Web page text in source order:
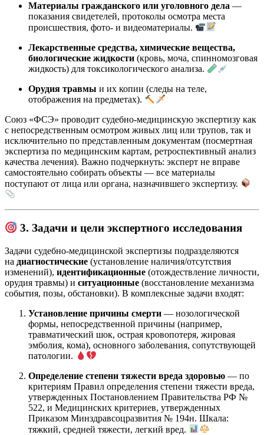
Материалы гражданского или уголовного дела —
показания свидетелей, протоколы осмотра места
происшествия, фото- и видеоматериалы.
Лекарственные средства, химические вещества,
биологические жидкости (кровь, моча, спинномозговая
жидкость) для токсикологического анализа.
Орудия травмы и их копии (следы на теле,
отображения на предметах).
Союз «ФСЭ» проводит судебно-медицинскую экспертизу как
с непосредственным осмотром живых лиц или трупов, так и
исключительно по представленным документам (посмертная
экспертиза по медицинским картам, ретроспективный анализ
качества лечения). Важно подчеркнуть: эксперт не вправе
самостоятельно собирать объекты — все материалы
поступают от лица или органа, назначившего экспертизу.
3. Задачи и цели экспертного исследования
Задачи судебно-медицинской экспертизы подразделяются
на диагностические (установление наличия/отсутствия
изменений), идентификационные (отождествление личности,
орудия травмы) и ситуационные (восстановление механизма
события, позы, обстановки). В комплексные задачи входят:
Установление причины смерти — нозологической
формы, непосредственной причины (например,
травматический шок, острая кровопотеря, жировая
эмболия, кома), основного заболевания, сопутствующей
патологии.
Определение степени тяжести вреда здоровью — по
критериям Правил определения степени тяжести вреда,
утвержденных Постановлением Правительства РФ №
522, и Медицинских критериев, утвержденных
Приказом Минздравсоцразвития № 194н. Шкала:
тяжкий, средней тяжести, легкий вред.